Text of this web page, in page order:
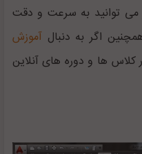
می توانید به سرعت و دقت
اگر به دنبالآموزش
ها و دوره های آنلاین